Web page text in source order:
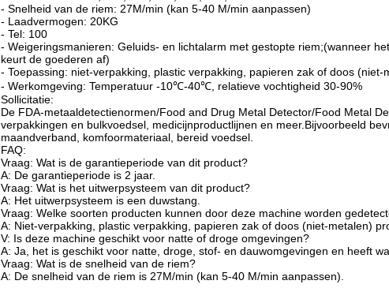
- Snelheid van de riem: 27M/min (kan 5-40 M/min aanpassen)
- Laadvermogen: 20KG
- Tel: 100
- Weigeringsmanieren: Geluids- en lichtalarm met gestopte riem;(wanneer
keurt de goederen af)
- Toepassing: niet-verpakking, plastic verpakking, papieren zak of doos (niet-
- Werkomgeving: Temperatuur -10℃-40℃, relatieve vochtigheid 30-90%
Sollicitatie:
De FDA-metaaldetectienormen/Food and Drug Metal Detector/Food Metal
verpakkingen en bulkvoedsel, medicijnproductlijnen en meer.Bijvoorbeeld
maandverband, komfoormateriaal, bereid voedsel.
FAQ:
Vraag: Wat is de garantieperiode van dit product?
A: De garantieperiode is 2 jaar.
Vraag: Wat is het uitwerpsysteem van dit product?
A: Het uitwerpsysteem is een duwstang.
Vraag: Welke soorten producten kunnen door deze machine worden
A: Niet-verpakking, plastic verpakking, papieren zak of doos (niet-metalen)
V: Is deze machine geschikt voor natte of droge omgevingen?
A: Ja, het is geschikt voor natte, droge, stof- en dauwomgevingen en heeft
Vraag: Wat is de snelheid van de riem?
A: De snelheid van de riem is 27M/min (kan 5-40 M/min aanpassen).